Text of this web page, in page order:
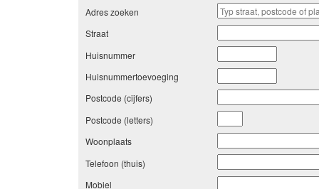
Adres zoeken
Straat
Huisnummer
Huisnummertoevoeging
Postcode (cijfers)
Postcode (letters)
Woonplaats
Telefoon (thuis)
Mobiel